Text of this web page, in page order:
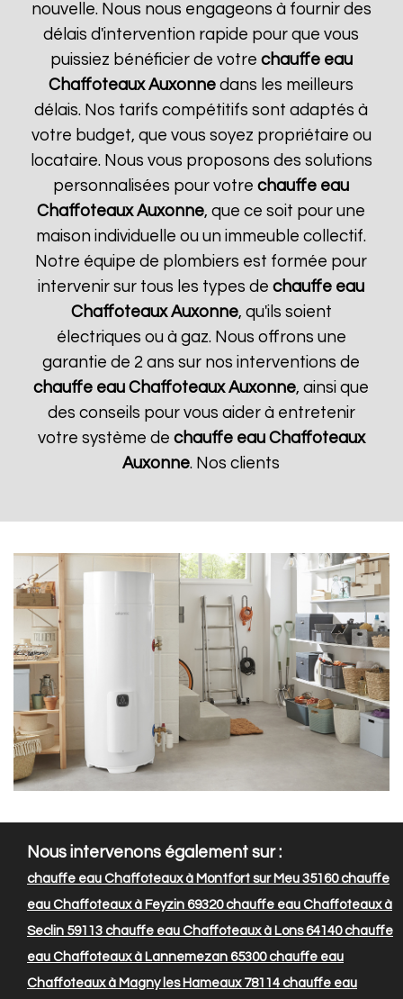
nouvelle. Nous nous engageons à fournir des
délais d'intervention rapide pour que vous
puissiez bénéficier de votre chauffe eau
Chaffoteaux Auxonne dans les meilleurs
délais. Nos tarifs compétitifs sont adaptés à
votre budget, que vous soyez propriétaire ou
locataire. Nous vous proposons des solutions
personnalisées pour votrechauffe eau
Chaffoteaux Auxonne, que ce soit pour une
maison individuelle ou un immeuble collectif.
Notre équipe de plombiers est formée pour
intervenir sur tous les types dechauffe eau
Chaffoteaux Auxonne, qu'ils soient
électriques ou à gaz. Nous offrons une
garantie de 2 ans sur nos interventions de
chauffe eau Chaffoteaux Auxonne, ainsi que
des conseils pour vous aider à entretenir
votre système de chauffe eau Chaffoteaux
Auxonne. Nos clients
Nous intervenons également sur :
chauffe eau Chaffoteaux à Montfort sur Meu 35160chauffe
eau Chaffoteaux à Feyzin 69320chauffe eau Chaffoteaux à
Seclin 59113 chauffe eau Chaffoteaux à Lons 64140chauffe
eau Chaffoteaux à Lannemezan 65300chauffe eau
Chaffoteaux à Magny les Hameaux 78114 chauffe eau